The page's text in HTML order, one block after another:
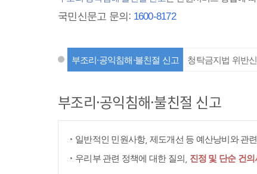
국민신문고 문의: 1600-8172
부조리·공익침해·불친절 신고 청탁금지법 위반
부조리·공익침해·불친절 신고
일반적인 민원사항, 제도개선 등 예산낭비와 관
우리부 관련 정책에 대한 질의, 진정 및 단순 건